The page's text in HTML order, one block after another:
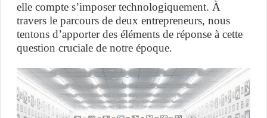
elle compte s’imposer technologiquement. À
travers le parcours de deux entrepreneurs, nous
tentons d’apporter des éléments de réponse à cette
question cruciale de notre époque.